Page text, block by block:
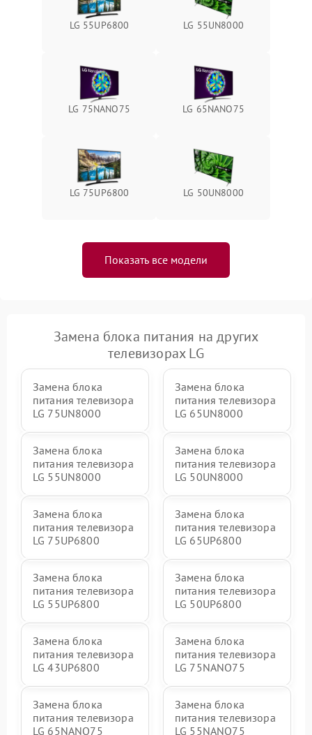
LG 55UP6800 LG 55UN8000
LG 75NANO75 LG 65NANO75
LG 75UP6800 LG 50UN8000
Показать все модели
Замена блока питания на других
телевизорах LG
Замена блока
питания телевизора
LG 75UN8000
Замена блока
питания телевизора
LG 65UN8000
Замена блока
питания телевизора
LG 55UN8000
Замена блока
питания телевизора
LG 50UN8000
Замена блока
питания телевизора
LG 75UP6800
Замена блока
питания телевизора
LG 65UP6800
Замена блока
питания телевизора
LG 55UP6800
Замена блока
питания телевизора
LG 50UP6800
Замена блока
питания телевизора
LG 43UP6800
Замена блока
питания телевизора
LG 75NANO75
Замена блока
питания телевизора
LG 65NANO75
Замена блока
питания телевизора
LG 55NANO75